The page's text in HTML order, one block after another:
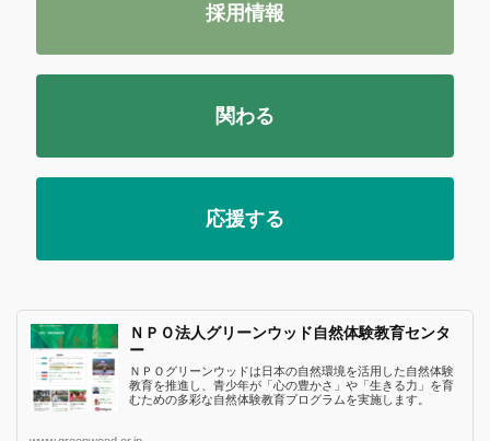
採用情報
関わる
応援する
ＮＰＯ法人グリーンウッド自然体験教育センタ
ー
ＮＰＯグリーンウッドは日本の自然環境を活用した自然体験
教育を推進し、青少年が「心の豊かさ」や「生きる力」を育
むための多彩な自然体験教育プログラムを実施します。